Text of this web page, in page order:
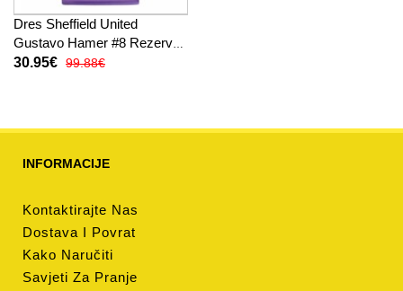
Dres Sheffield United
Gustavo Hamer #8 Rezervni
2025-26 Kratak Rukav
30.95€ 99.88€
INFORMACIJE
Kontaktirajte Nas
Dostava I Povrat
Kako Naručiti
Savjeti Za Pranje